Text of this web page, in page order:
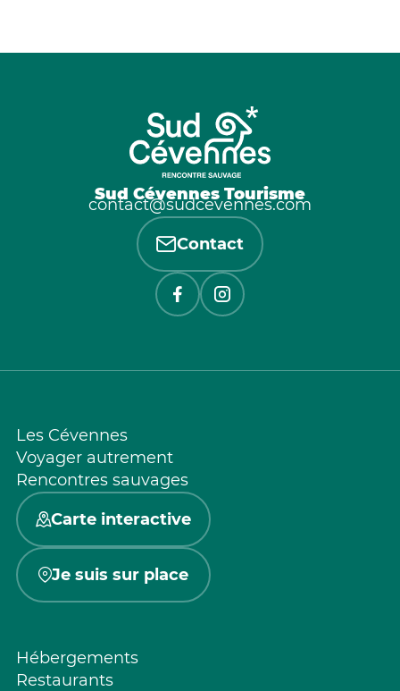
Sud Cévennes Tourisme
contact@sudcevennes.com
Contact
Les Cévennes
Voyager autrement
Rencontres sauvages
Carte interactive
Je suis sur place
Hébergements
Restaurants